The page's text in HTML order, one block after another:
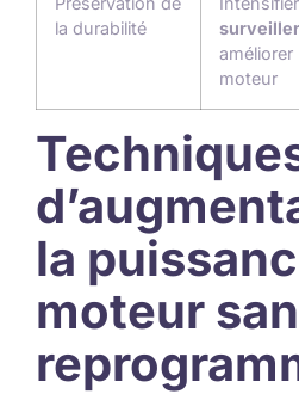
la durabilité
moteur
la
moteur